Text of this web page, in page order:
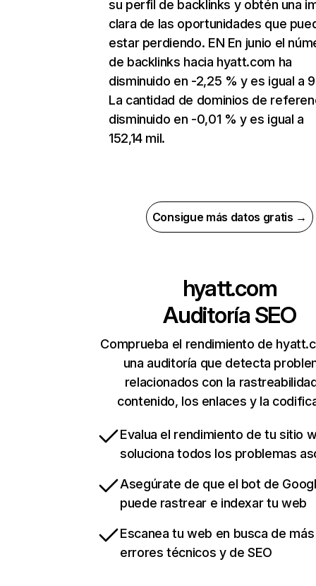
su perfil de backlinks y obtén una
clara de las oportunidades que
estar perdiendo. EN En junio el
de backlinks hacia hyatt.com ha
disminuido en -2,25 % y es igual a
La cantidad de dominios de
disminuido en -0,01 % y es igual a
152,14 mil.
Consigue más datos gratis →
hyatt.com
Auditoría SEO
Comprueba el rendimiento de
una auditoría que detecta
relacionados con la
contenido, los enlaces y la
Evalua el rendimiento de tu sitio
soluciona todos los problemas
Asegúrate de que el bot de
puede rastrear e indexar tu web
Escanea tu web en busca de
errores técnicos y de SEO